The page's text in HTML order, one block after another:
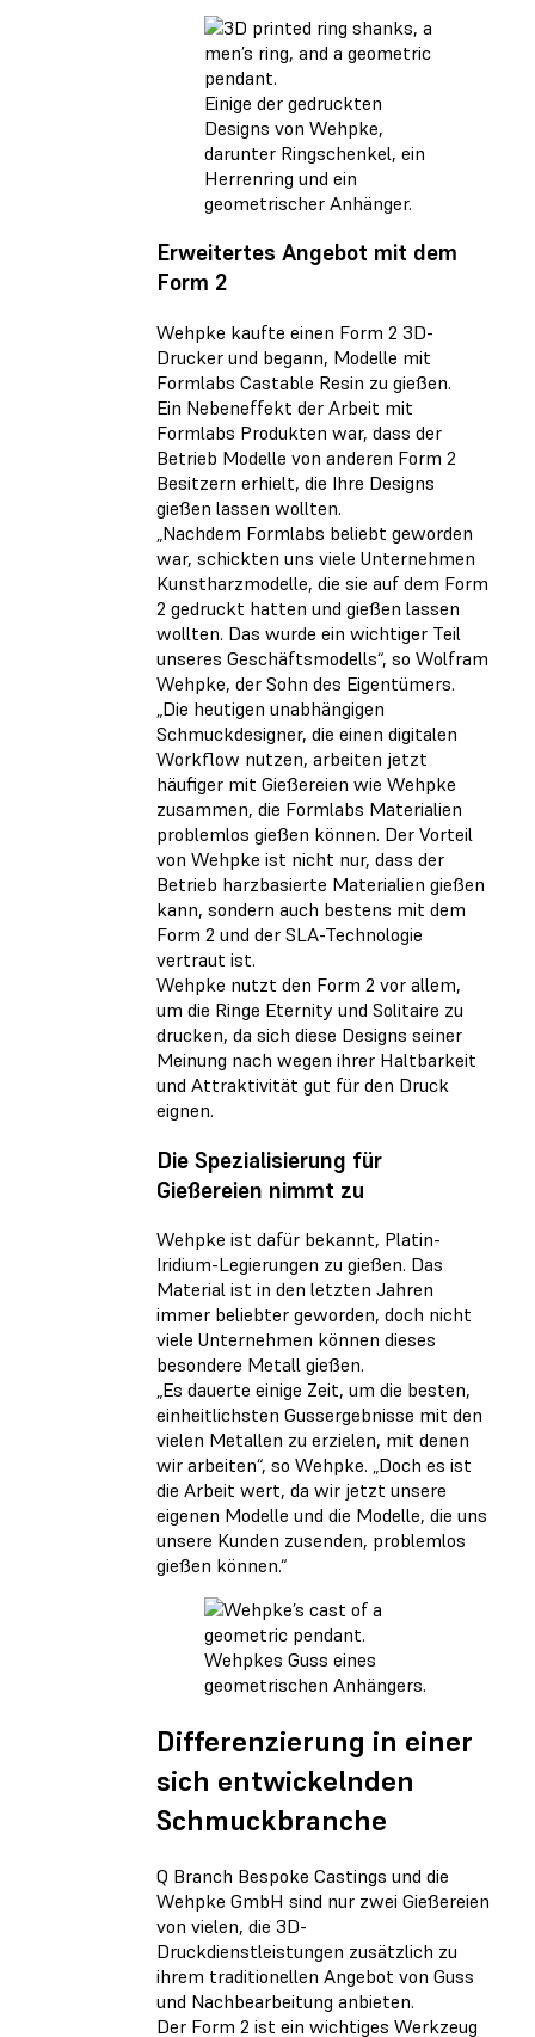
Einige der gedruckten
Designs von Wehpke,
darunter Ringschenkel, ein
Herrenring und ein
geometrischer Anhänger.
Erweitertes Angebot mit dem
Form 2
Wehpke kaufte einen Form 2 3D-
Drucker und begann, Modelle mit
Formlabs Castable Resin zu gießen.
Ein Nebeneffekt der Arbeit mit
Formlabs Produkten war, dass der
Betrieb Modelle von anderen Form 2
Besitzern erhielt, die Ihre Designs
gießen lassen wollten.
„Nachdem Formlabs beliebt geworden
war, schickten uns viele Unternehmen
Kunstharzmodelle, die sie auf dem Form
2 gedruckt hatten und gießen lassen
wollten. Das wurde ein wichtiger Teil
unseres Geschäftsmodells“, so Wolfram
Wehpke, der Sohn des Eigentümers.
„Die heutigen unabhängigen
Schmuckdesigner, die einen digitalen
Workflow nutzen, arbeiten jetzt
häufiger mit Gießereien wie Wehpke
zusammen, die Formlabs Materialien
problemlos gießen können. Der Vorteil
von Wehpke ist nicht nur, dass der
Betrieb harzbasierte Materialien gießen
kann, sondern auch bestens mit dem
Form 2 und der SLA-Technologie
vertraut ist.
Wehpke nutzt den Form 2 vor allem,
um die Ringe Eternity und Solitaire zu
drucken, da sich diese Designs seiner
Meinung nach wegen ihrer Haltbarkeit
und Attraktivität gut für den Druck
eignen.
Die Spezialisierung für
Gießereien nimmt zu
Wehpke ist dafür bekannt, Platin-
Iridium-Legierungen zu gießen. Das
Material ist in den letzten Jahren
immer beliebter geworden, doch nicht
viele Unternehmen können dieses
besondere Metall gießen.
„Es dauerte einige Zeit, um die besten,
einheitlichsten Gussergebnisse mit den
vielen Metallen zu erzielen, mit denen
wir arbeiten“, so Wehpke. „Doch es ist
die Arbeit wert, da wir jetzt unsere
eigenen Modelle und die Modelle, die uns
unsere Kunden zusenden, problemlos
gießen können.“
Wehpkes Guss eines
geometrischen Anhängers.
Differenzierung in einer
sich entwickelnden
Schmuckbranche
Q Branch Bespoke Castings und die
Wehpke GmbH sind nur zwei Gießereien
von vielen, die 3D-
Druckdienstleistungen zusätzlich zu
ihrem traditionellen Angebot von Guss
und Nachbearbeitung anbieten.
Der Form 2 ist ein wichtiges Werkzeug